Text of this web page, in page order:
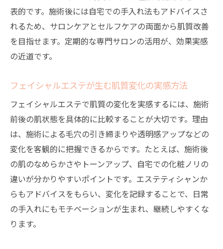
エステと手入れで毛穴トラブルを防ぐ秘訣
エステの毛穴洗浄を続けやすい工夫とは
手入れも安心の大阪エステ最新事情
大阪のエステで受けられる最新手入れ方法
イント
フェイシャルエステの勧誘なしサロン事情
手入れ初心者も安心のエステサポート内容
大阪で手入れしやすいエステプランの特徴
エステで叶える安全な肌質改善の取り組み
フェイシャルエステで変わる素肌力
フェイシャルエステで高まる素肌力の秘密
エステで得られる肌質改善の実感ポイント
表的です。施術後には自宅での手入れ法もアドバイスさ
れるため、サロンケアとセルフケアの両面から肌質改善
を目指せます。定期的な専門サロンの活用が、効果実感
の近道です。
フェイシャルエステが生む肌質変化の実感方法
フェイシャルエステで肌質の変化を実感するには、施術
前後の肌状態を具体的に比較することが大切です。理由
は、施術による毛穴の引き締まりや透明感アップなどの
変化を客観的に把握できるからです。たとえば、施術後
の肌のなめらかさやトーンアップ、自宅での化粧ノリの
違いが分かりやすいポイントです。エステティシャンか
らもアドバイスをもらい、変化を記録することで、日常
の手入れにもモチベーションが生まれ、継続しやすくな
ります。